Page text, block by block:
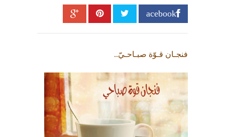
acebook
فنجـان قـوّة صبـاحـيّ..